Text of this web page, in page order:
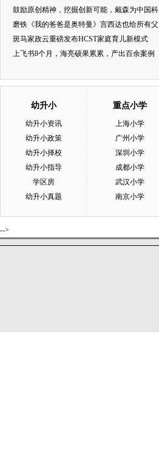
鼓励原创精神，挖掘创新可能，戴森为中国科
磨铁《我的爸爸是奥特曼》宫西达也给所有父
斑马家政云重磅发布HCST家庭育儿新模式
上飞书8个月，海亮硕果累累，产出百余案例
幼升小
幼升小资讯
幼升小政策
幼升小择校
幼升小指导
学区房
幼升小真题
重点小学
上海小学
广州小学
深圳小学
成都小学
武汉小学
南京小学
-->